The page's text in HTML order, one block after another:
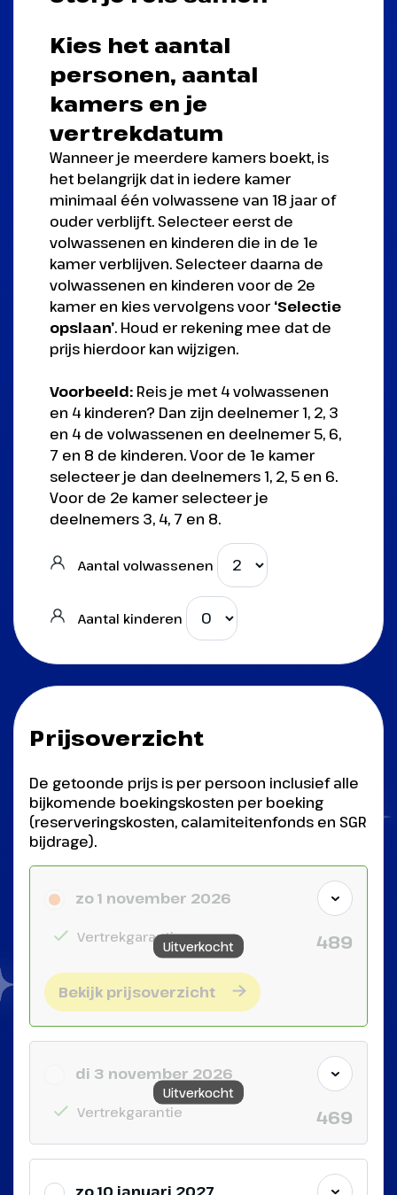
Kies het aantal
personen, aantal
kamers en je
vertrekdatum
Wanneer je meerdere kamers boekt, is
het belangrijk dat in iedere kamer
minimaal één volwassene van 18 jaar of
ouder verblijft. Selecteer eerst de
volwassenen en kinderen die in de 1e
kamer verblijven. Selecteer daarna de
volwassenen en kinderen voor de 2e
kamer en kies vervolgens voor ‘Selectie
opslaan’. Houd er rekening mee dat de
prijs hierdoor kan wijzigen.
Voorbeeld: Reis je met 4 volwassenen
en 4 kinderen? Dan zijn deelnemer 1, 2, 3
en 4 de volwassenen en deelnemer 5, 6,
7 en 8 de kinderen. Voor de 1e kamer
selecteer je dan deelnemers 1, 2, 5 en 6.
Voor de 2e kamer selecteer je
deelnemers 3, 4, 7 en 8.
Aantal volwassenen
Aantal kinderen
Prijsoverzicht
De getoonde prijs is per persoon inclusief alle
bijkomende boekingskosten per boeking
(reserveringskosten, calamiteitenfonds en SGR
bijdrage).
Uitverkocht
zo 1 november 2026
Vertrekgarantie 489
Bekijk prijsoverzicht
Uitverkocht
di 3 november 2026
Vertrekgarantie 469